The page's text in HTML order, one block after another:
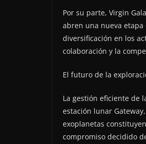
Por su parte, Virgin
abren una nueva etapa
diversificación en los
colaboración y la
El futuro de la
La gestión eficiente de
estación lunar
exoplanetas
compromiso decidido